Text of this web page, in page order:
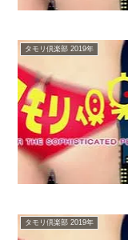
タモリ倶楽部 2019年
タモリ倶楽部 2019年